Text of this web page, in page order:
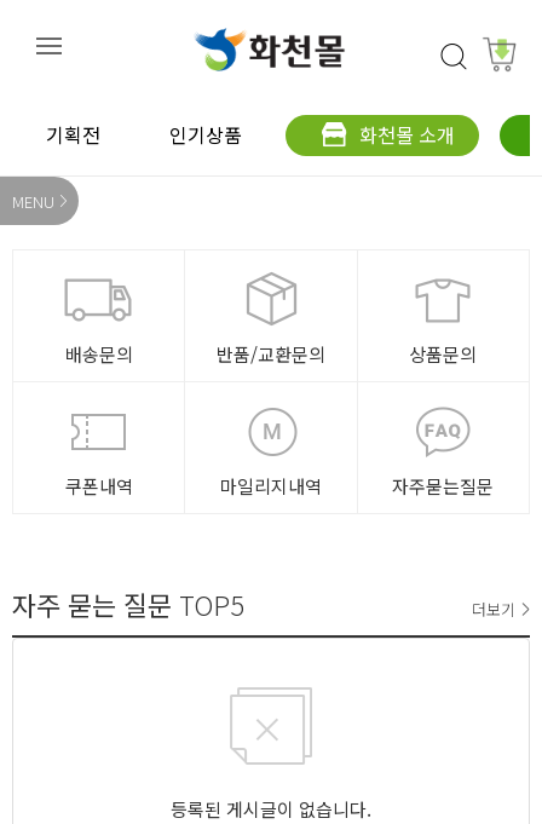
기획전 인기상품 화천몰 소개
MENU
배송문의 반품/교환문의 상품문의
쿠폰내역 마일리지내역 자주묻는질문
자주 묻는 질문 TOP5 더보기
등록된 게시글이 없습니다.